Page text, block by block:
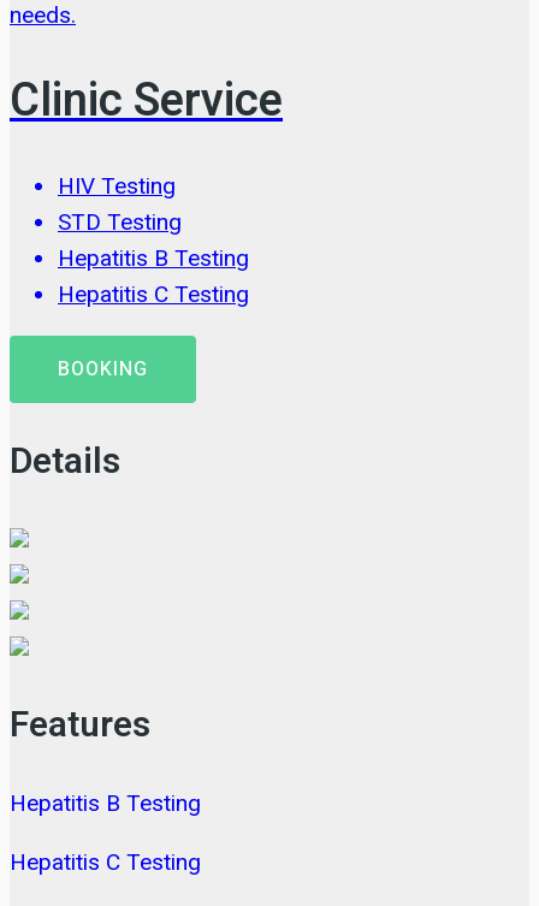
needs.
Clinic Service
HIV Testing
STD Testing
Hepatitis B Testing
Hepatitis C Testing
BOOKING
Details
Features
Hepatitis B Testing
Hepatitis C Testing